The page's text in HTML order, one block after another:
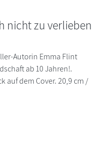
nicht zu verlieben
Autorin Emma Flint
ab 10 Jahren!.
auf dem Cover. 20,9 cm /